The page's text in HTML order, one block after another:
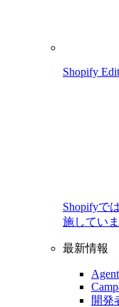
Shopify
Shopifyで
施していま
最新情報
開発